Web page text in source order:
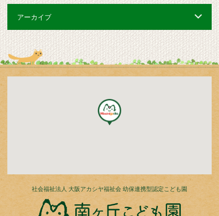
アーカイブ
社会福祉法人 大阪アカシヤ福祉会 幼保連携型認定こども園